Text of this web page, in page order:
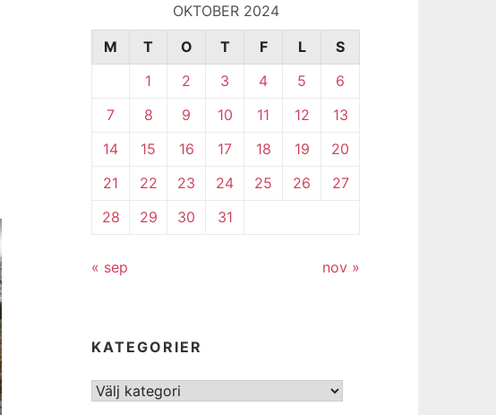
OKTOBER 2024
M
T O T F L
S
1
2 3 4 5
6
7
8 9 10 11 12
13
14
15 16 17 18 19
20
21
22 23 24 25 26
27
28
29 30 31
« sep nov »
KATEGORIER
Kategorier